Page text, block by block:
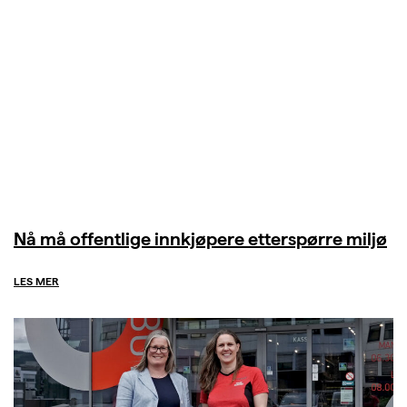
Nå må offentlige innkjøpere etterspørre miljø
LES MER